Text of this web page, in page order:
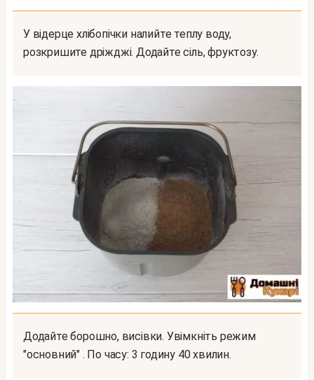
У відерце хлібопічки налийте теплу воду,
розкришите дріжджі. Додайте сіль, фруктозу.
Додайте борошно, висівки. Увімкніть режим
"основний" . По часу: 3 годину 40 хвилин.